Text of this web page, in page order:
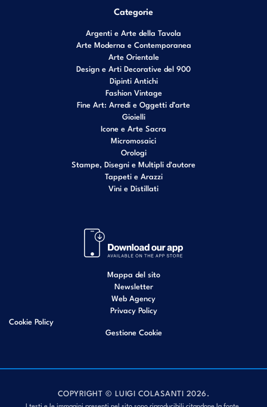
Categorie
Argenti e Arte della Tavola
Arte Moderna e Contemporanea
Arte Orientale
Design e Arti Decorative del 900
Dipinti Antichi
Fashion Vintage
Fine Art: Arredi e Oggetti d’arte
Gioielli
Icone e Arte Sacra
Micromosaici
Orologi
Stampe, Disegni e Multipli d'autore
Tappeti e Arazzi
Vini e Distillati
Mappa del sito
Newsletter
Web Agency
Privacy Policy
Cookie Policy
Gestione Cookie
COPYRIGHT © LUIGI COLASANTI 2026.